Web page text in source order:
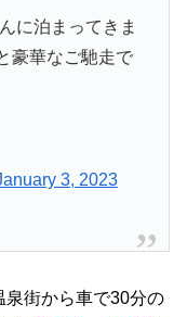
に泊まってきま
豪華なご馳走で
3, 2023
泉街から車で30分の